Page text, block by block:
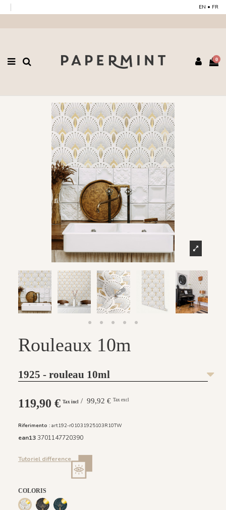
EN • FR
0
Rouleaux 10m
1925 - rouleau 10ml
119,90 € Tax incl / 99,92 € Tax excl
Riferimento : art192-r01031925103R10TW
ean133701147720390
Tutoriel difference
COLORIS
0103 - ROULEAU - BEIGE DORE
122 Gris Anthracite Doré
560 - ROULEAU - Bleu foncé doré